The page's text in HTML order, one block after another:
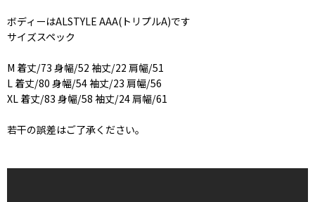
ボディーはALSTYLE AAA(トリプルA)です
サイズスペック
M 着丈/73 身幅/52 袖丈/22 肩幅/51
L 着丈/80 身幅/54 袖丈/23 肩幅/56
XL 着丈/83 身幅/58 袖丈/24 肩幅/61
若干の誤差はご了承ください。